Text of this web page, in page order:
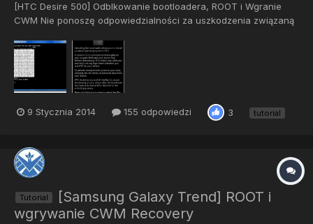
[HTC Desire 500] Odblkowanie bootloadera, ROOT i Wgranie
CWM Nie ponoszę odpowiedzialności za uszkodzenia związaną
stosowana z Desire 500 Dual sim na systemie 4.1.2 Wymagania:
Kabel USB Telefon n...
9 Stycznia 2014 155 odpowiedzi 3 tutorial
Tutorial
[Samsung Galaxy Trend] ROOT i
wgrywanie CWM Recovery